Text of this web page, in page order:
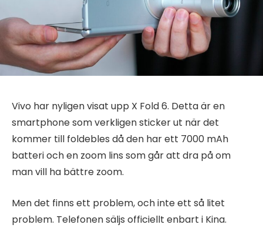
Vivo har nyligen visat upp X Fold 6. Detta är en
smartphone som verkligen sticker ut när det
kommer till foldebles då den har ett 7000 mAh
batteri och en zoom lins som går att dra på om
man vill ha bättre zoom.
Men det finns ett problem, och inte ett så litet
problem. Telefonen säljs officiellt enbart i Kina.